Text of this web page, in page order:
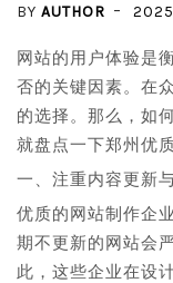
BY AUTHOR
网站的用户体验是
否的关键因素。在
的选择。那么，如
就盘点一下郑州优
一、注重内容更新
优质的网站制作企
期不更新的网站会
此，这些企业在设